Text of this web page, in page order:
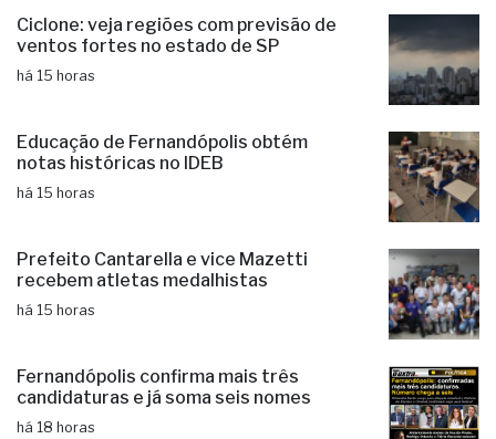
Ciclone: veja regiões com previsão de
ventos fortes no estado de SP
há 15 horas
Educação de Fernandópolis obtém
notas históricas no IDEB
há 15 horas
Prefeito Cantarella e vice Mazetti
recebem atletas medalhistas
há 15 horas
Fernandópolis confirma mais três
candidaturas e já soma seis nomes
há 18 horas